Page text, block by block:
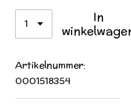
In
Artikelnummer:
0001518354